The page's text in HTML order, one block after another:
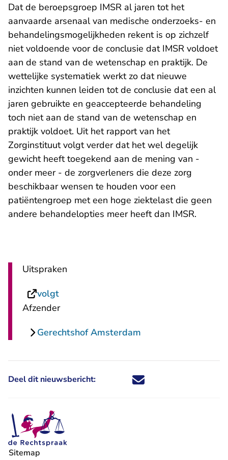
Dat de beroepsgroep IMSR al jaren tot het
aanvaarde arsenaal van medische onderzoeks- en
behandelings­moge­lijkheden rekent is op zichzelf
niet voldoende voor de conclusie dat IMSR voldoet
aan de stand van de wetenschap en praktijk. De
wettelijke systematiek werkt zo dat nieuwe
inzichten kunnen leiden tot de conclusie dat een al
jaren gebruikte en geaccepteerde behandeling
toch niet aan de stand van de wetenschap en
praktijk voldoet. Uit het rapport van het
Zorginstituut volgt verder dat het wel degelijk
gewicht heeft toegekend aan de mening van -
onder meer ­- de zorgverleners die deze zorg
beschikbaar wensen te houden voor een
patiëntengroep met een hoge ziektelast die geen
andere behandelopties meer heeft dan IMSR.
Uitspraken
volgt- U verlaat Rechtspraak.nl
Afzender
Gerechtshof Amsterdam
Deel dit nieuwsbericht: Deel dit nieuwsbericht via X -
Deel dit nieuwsbericht via
Deel dit nieuwsbericht
Deel dit
Sitemap